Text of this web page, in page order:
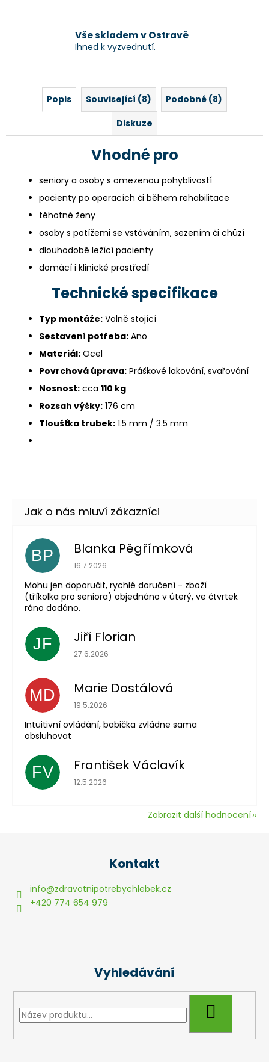
Vše skladem v Ostravě
Ihned k vyzvednutí.
Popis Související (8)
Podobné (8)
Diskuze
Vhodné pro
seniory a osoby s omezenou pohyblivostí
pacienty po operacích či během rehabilitace
těhotné ženy
osoby s potížemi se vstáváním, sezením či chůzí
dlouhodobě ležící pacienty
domácí i klinické prostředí
Technické specifikace
Typ montáže: Volně stojící
Sestavení potřeba: Ano
Materiál: Ocel
Povrchová úprava: Práškové lakování, svařování
Nosnost: cca 110 kg
Rozsah výšky: 176 cm
Tloušťka trubek: 1.5 mm / 3.5 mm
BP Blanka Pěgřímková
Hodnocení obchodu je 5 z 5 hvězdiček.
16.7.2026
Mohu jen doporučit, rychlé doručení - zboží
(tříkolka pro seniora) objednáno v úterý, ve čtvrtek
ráno dodáno.
JF Jiří Florian
Hodnocení obchodu je 5 z 5 hvězdiček.
27.6.2026
MD Marie Dostálová
Hodnocení obchodu je 5 z 5 hvězdiček.
19.5.2026
Intuitivní ovládání, babička zvládne sama
obsluhovat
FV František Václavík
Hodnocení obchodu je 5 z 5 hvězdiček.
12.5.2026
Zobrazit další hodnocení
Z
Kontakt
info@zdravotnipotrebychlebek.cz
+420 774 654 979
Vyhledávání